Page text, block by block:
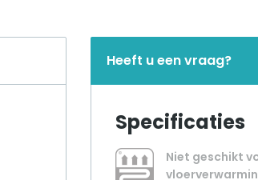
Heeft u een vraag?
Specificaties
Niet geschikt